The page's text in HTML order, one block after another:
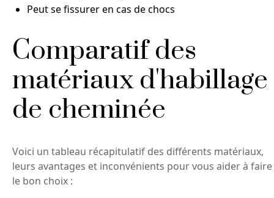
Peut se fissurer en cas de chocs
Comparatif des
matériaux d'habillage
de cheminée
Voici un tableau récapitulatif des différents matériaux,
leurs avantages et inconvénients pour vous aider à faire
le bon choix :